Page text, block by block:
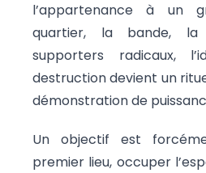
l’appartenance à un
quartier, la bande, la
supporters radicaux,
destruction devient un
démonstration de
Un objectif est
premier lieu, occuper